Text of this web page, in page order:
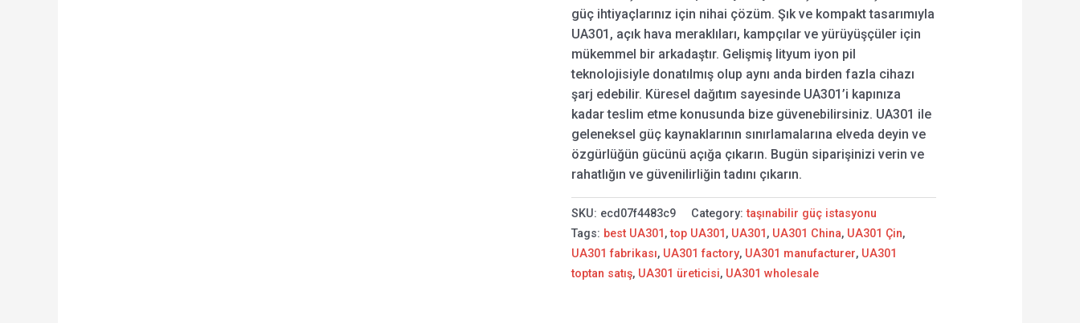
güç ihtiyaçlarınız için nihai çözüm. Şık ve kompakt tasarımıyla
UA301, açık hava meraklıları, kampçılar ve yürüyüşçüler için
mükemmel bir arkadaştır. Gelişmiş lityum iyon pil
teknolojisiyle donatılmış olup aynı anda birden fazla cihazı
şarj edebilir. Küresel dağıtım sayesinde UA301’i kapınıza
kadar teslim etme konusunda bize güvenebilirsiniz. UA301 ile
geleneksel güç kaynaklarının sınırlamalarına elveda deyin ve
özgürlüğün gücünü açığa çıkarın. Bugün siparişinizi verin ve
rahatlığın ve güvenilirliğin tadını çıkarın.
SKU: ecd07f4483c9 Category:taşınabilir güç istasyonu
Tags: best UA301 ,top UA301 , UA301 , UA301 China, UA301 Çin,
UA301 fabrikası, UA301 factory, UA301 manufacturer, UA301
toptan satış, UA301 üreticisi, UA301 wholesale